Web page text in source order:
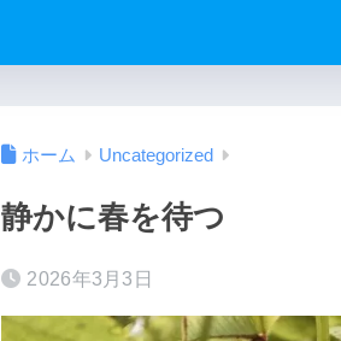
ホーム Uncategorized
静かに春を待つ
2026年3月3日